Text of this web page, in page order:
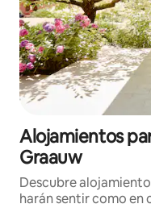
Alojamientos
Graauw
Descubre
harán sentir como en